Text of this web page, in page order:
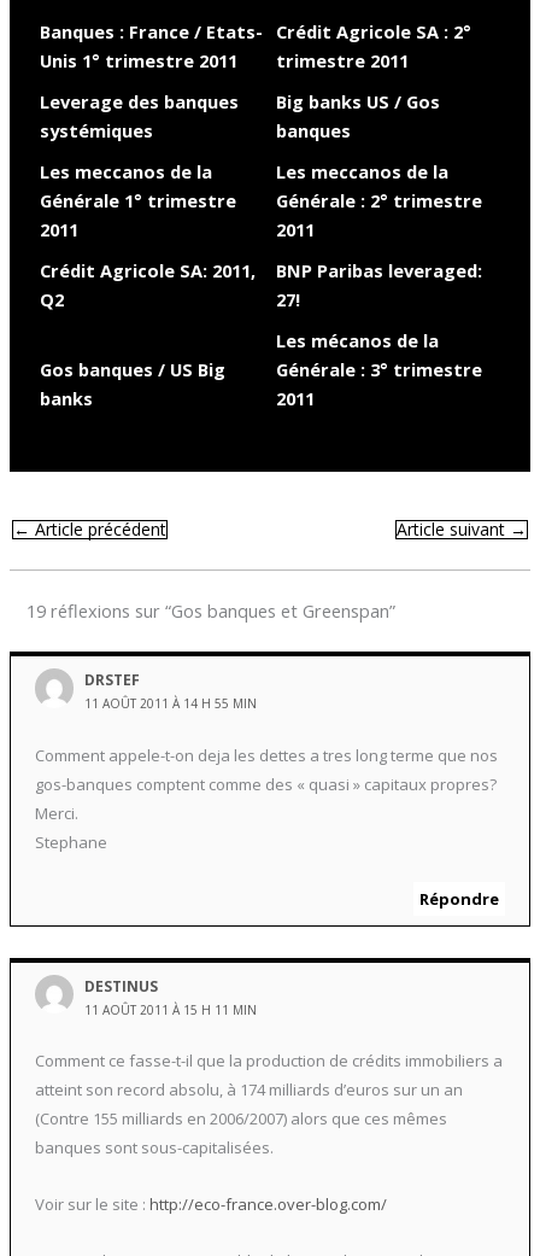
Banques : France / Etats-
Unis 1° trimestre 2011
Crédit Agricole SA : 2°
trimestre 2011
Leverage des banques
systémiques
Big banks US / Gos
banques
Les meccanos de la
Générale 1° trimestre
2011
Les meccanos de la
Générale : 2° trimestre
2011
Crédit Agricole SA: 2011,
Q2
BNP Paribas leveraged:
27!
Gos banques / US Big
banks
Les mécanos de la
Générale : 3° trimestre
2011
←Article précédent Article suivant→
19 réflexions sur “Gos banques et Greenspan”
DRSTEF
11 AOÛT 2011 À 14 H 55 MIN
Comment appele-t-on deja les dettes a tres long terme que nos
gos-banques comptent comme des « quasi » capitaux propres?
Merci.
Stephane
Répondre
DESTINUS
11 AOÛT 2011 À 15 H 11 MIN
Comment ce fasse-t-il que la production de crédits immobiliers a
atteint son record absolu, à 174 milliards d’euros sur un an
(Contre 155 milliards en 2006/2007) alors que ces mêmes
banques sont sous-capitalisées.
Voir sur le site : http://eco-france.over-blog.com/